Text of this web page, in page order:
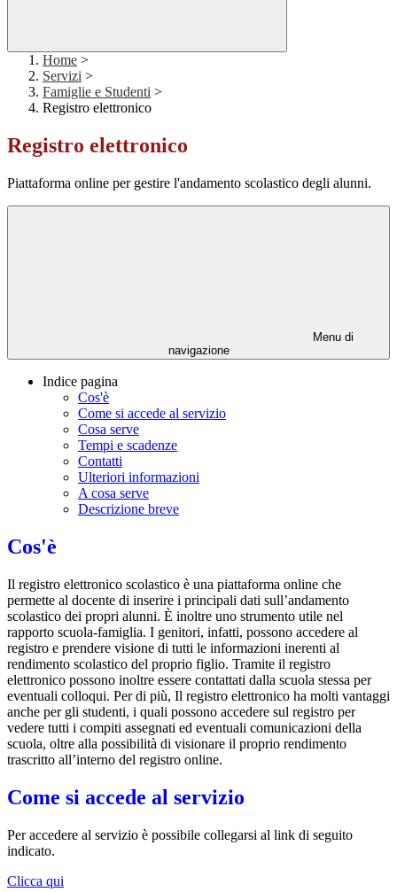
Home >
Servizi >
Famiglie e Studenti >
Registro elettronico
Registro elettronico
Piattaforma online per gestire l'andamento scolastico degli alunni.
Menu di
navigazione
Indice pagina
Cos'è
Come si accede al servizio
Cosa serve
Tempi e scadenze
Contatti
Ulteriori informazioni
A cosa serve
Descrizione breve
Cos'è
Il registro elettronico scolastico è una piattaforma online che
permette al docente di inserire i principali dati sull’andamento
scolastico dei propri alunni. È inoltre uno strumento utile nel
rapporto scuola-famiglia. I genitori, infatti, possono accedere al
registro e prendere visione di tutti le informazioni inerenti al
rendimento scolastico del proprio figlio. Tramite il registro
elettronico possono inoltre essere contattati dalla scuola stessa per
eventuali colloqui. Per di più, Il registro elettronico ha molti vantaggi
anche per gli studenti, i quali possono accedere sul registro per
vedere tutti i compiti assegnati ed eventuali comunicazioni della
scuola, oltre alla possibilità di visionare il proprio rendimento
trascritto all’interno del registro online.
Come si accede al servizio
Per accedere al servizio è possibile collegarsi al link di seguito
indicato.
Clicca qui